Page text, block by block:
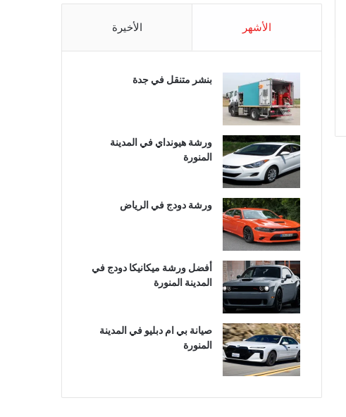
الأشهر الأخيرة
بنشر متنقل في جدة
ورشة هيونداي في المدينة
المنورة
ورشة دودج في الرياض
أفضل ورشة ميكانيكا دودج في
المدينة المنورة
صيانة بي ام دبليو في المدينة
المنورة